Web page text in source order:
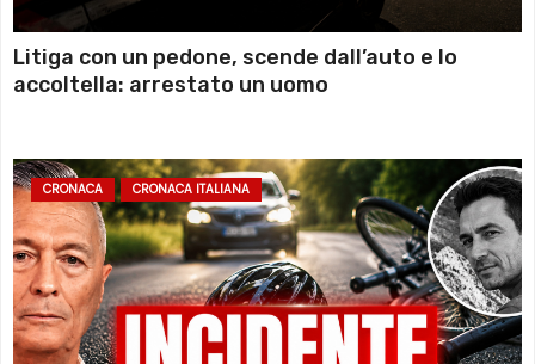
Litiga con un pedone, scende dall’auto e lo
accoltella: arrestato un uomo
CRONACA CRONACA ITALIANA